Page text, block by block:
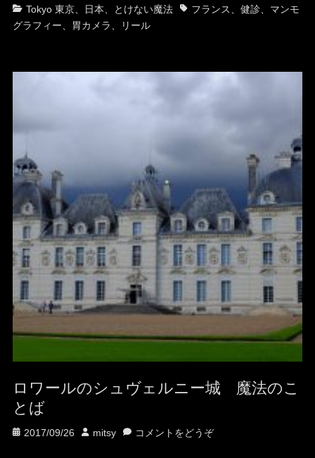
カ
テ
ー
Tokyo 東京、 日本 とけない魔法
タ フランス 健診、 マンモ
グラフィー
胃カメラ リール
ロワールのシュヴェルニー城 魔法のこ
とば
投 2017/09/26
投 mitsy コメントをどうぞ